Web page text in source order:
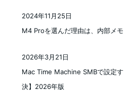
M4 Proを選んだ理由は、内部メ
2024年11月25日
Mac Time Machine SMBで設定
決】2026年版
2026年3月21日